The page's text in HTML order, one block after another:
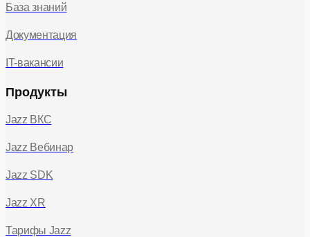
База знаний
Документация
IT-вакансии
Продукты
Jazz ВКС
Jazz Вебинар
Jazz SDK
Jazz XR
Тарифы Jazz